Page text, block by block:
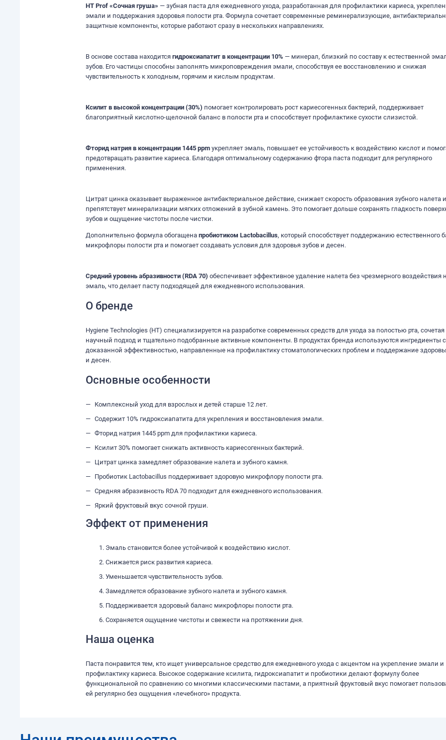
HT Prof «Сочная груша» — зубная паста для ежедневного ухода, разработанная для профилактики кариеса,
эмали и поддержания здоровья полости рта. Формула сочетает современные реминерализующие,
защитные компоненты, которые работают сразу в нескольких направлениях.
В основе состава находится гидроксиапатит в концентрации 10% — минерал, близкий по составу к естественной
зубов. Его частицы способны заполнять микроповреждения эмали, способствуя ее восстановлению и снижая
чувствительность к холодным, горячим и кислым продуктам.
Ксилит в высокой концентрации (30%) помогает контролировать рост кариесогенных бактерий, поддерживает
благоприятный кислотно-щелочной баланс в полости рта и способствует профилактике сухости слизистой.
Фторид натрия в концентрации 1445 ppm укрепляет эмаль, повышает ее устойчивость к воздействию кислот и
предотвращать развитие кариеса. Благодаря оптимальному содержанию фтора паста подходит для регулярного
применения.
Цитрат цинка оказывает выраженное антибактериальное действие, снижает скорость образования зубного налета и
препятствует минерализации мягких отложений в зубной камень. Это помогает дольше сохранять гладкость
зубов и ощущение чистоты после чистки.
Дополнительно формула обогащена пробиотиком Lactobacillus, который способствует поддержанию естественного
микрофлоры полости рта и помогает создавать условия для здоровья зубов и десен.
Средний уровень абразивности (RDA 70) обеспечивает эффективное удаление налета без чрезмерного воздействия
эмаль, что делает пасту подходящей для ежедневного использования.
О бренде
Hygiene Technologies (HT) специализируется на разработке современных средств для ухода за полостью рта, сочетая
научный подход и тщательно подобранные активные компоненты. В продуктах бренда используются ингредиенты с
доказанной эффективностью, направленные на профилактику стоматологических проблем и поддержание
и десен.
Основные особенности
Комплексный уход для взрослых и детей старше 12 лет.
Содержит 10% гидроксиапатита для укрепления и восстановления эмали.
Фторид натрия 1445 ppm для профилактики кариеса.
Ксилит 30% помогает снижать активность кариесогенных бактерий.
Цитрат цинка замедляет образование налета и зубного камня.
Пробиотик Lactobacillus поддерживает здоровую микрофлору полости рта.
Средняя абразивность RDA 70 подходит для ежедневного использования.
Яркий фруктовый вкус сочной груши.
Эффект от применения
Эмаль становится более устойчивой к воздействию кислот.
Снижается риск развития кариеса.
Уменьшается чувствительность зубов.
Замедляется образование зубного налета и зубного камня.
Поддерживается здоровый баланс микрофлоры полости рта.
Сохраняется ощущение чистоты и свежести на протяжении дня.
Наша оценка
Паста понравится тем, кто ищет универсальное средство для ежедневного ухода с акцентом на укрепление эмали и
профилактику кариеса. Высокое содержание ксилита, гидроксиапатит и пробиотики делают формулу более
функциональной по сравнению со многими классическими пастами, а приятный фруктовый вкус помогает
ей регулярно без ощущения «лечебного» продукта.